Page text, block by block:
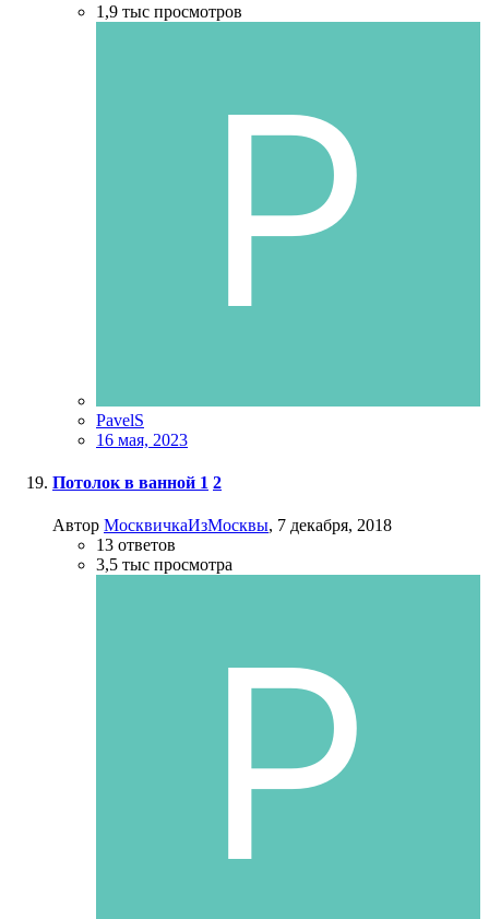
1,9 тыс просмотров
PavelS
16 мая, 2023
Потолок в ванной 1 2
Автор МосквичкаИзМосквы, 7 декабря, 2018
13 ответов
3,5 тыс просмотра